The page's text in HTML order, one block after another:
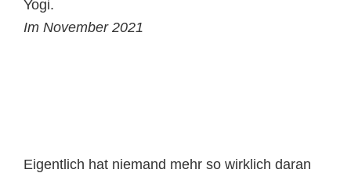
Yogi.
Im November 2021
Eigentlich hat niemand mehr so wirklich daran